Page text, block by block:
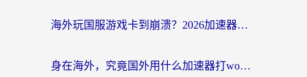
海外玩国服游戏卡到崩溃？2026加速器免费推荐+实用指南（亲测有效）
身在海外，究竟国外用什么加速器打wow好？